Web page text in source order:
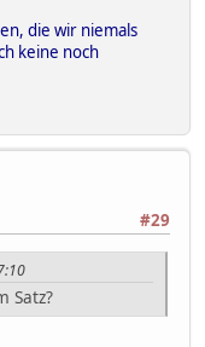
die wir niemals
keine noch
#29
Satz?